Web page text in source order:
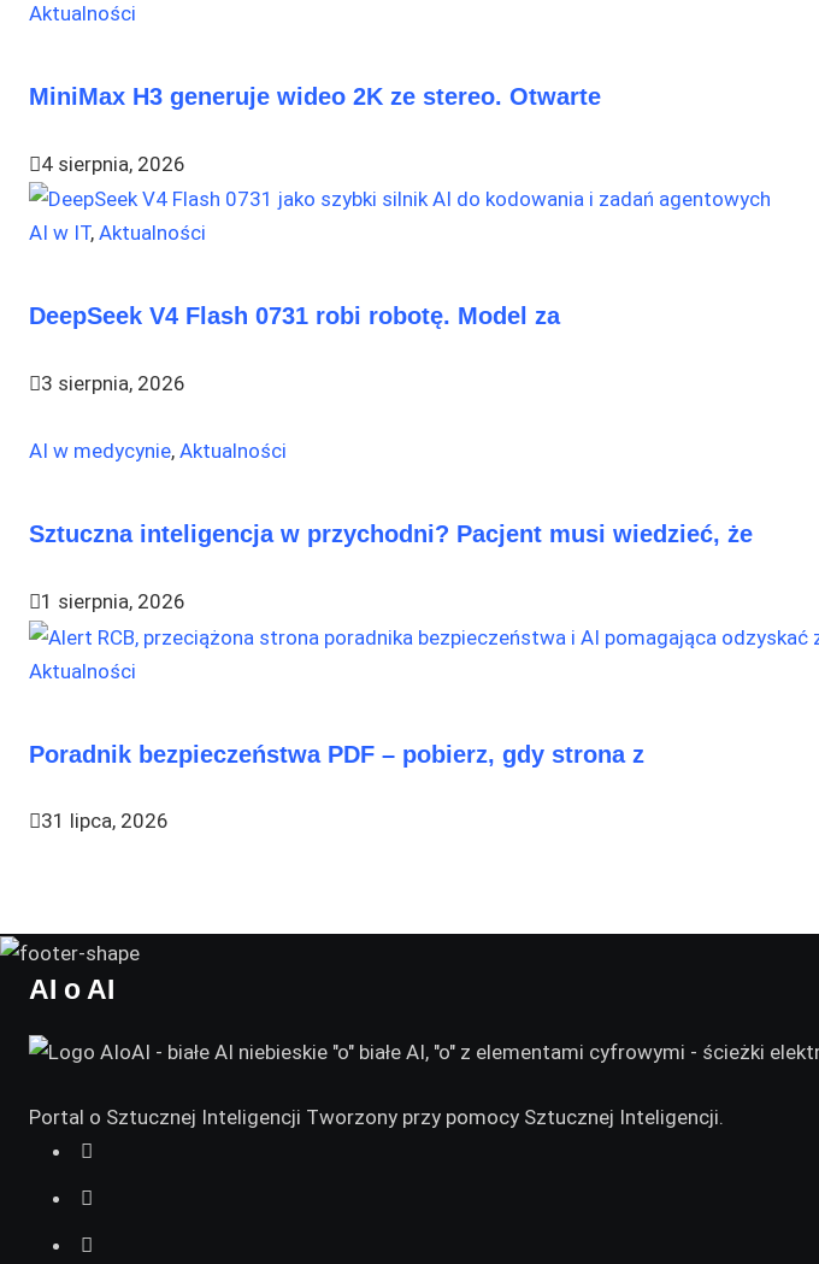
Aktualności
MiniMax H3 generuje wideo 2K ze stereo. Otwarte
4 sierpnia, 2026
AI w IT, Aktualności
DeepSeek V4 Flash 0731 robi robotę. Model za
3 sierpnia, 2026
AI w medycynie, Aktualności
Sztuczna inteligencja w przychodni? Pacjent musi wiedzieć, że
1 sierpnia, 2026
Aktualności
Poradnik bezpieczeństwa PDF – pobierz, gdy strona z
31 lipca, 2026
AI o AI
Portal o Sztucznej Inteligencji Tworzony przy pomocy Sztucznej Inteligencji.